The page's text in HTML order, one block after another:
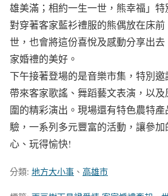
雄美滿；相約一生一世，熊幸福」
對穿著客家藍衫禮服的熊偶放在床
世，也會將這份喜悅及感動分享出
家婚禮的美好。
下午接著登場的是音樂市集，特別
帶來客家歌謠、舞蹈藝文表演，以
圍的精彩演出。現場還有特色農特
驗，一系列多元豐富的活動，讓參
心、玩得愉快!
分類: 地方大小事 、 高雄市